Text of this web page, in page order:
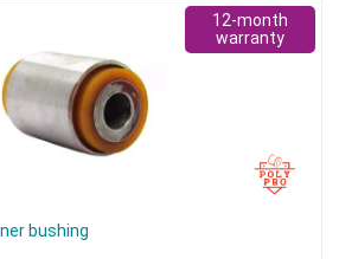
bushing
12-month
warranty